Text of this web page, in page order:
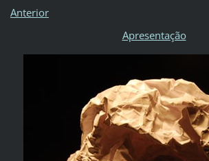
Anterior
Apresentação